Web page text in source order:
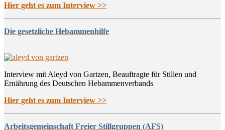
Hier geht es zum Interview >>
Die gesetzliche Hebammenhilfe
Interview mit Aleyd von Gartzen, Beauftragte für Stillen und
Ernährung des Deutschen Hebammenverbands
Hier geht es zum Interview >>
Arbeitsgemeinschaft Freier Stillgruppen (AFS)